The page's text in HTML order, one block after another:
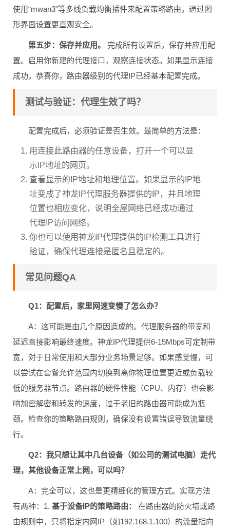
验人士指导下进行。更稳妥的方式是在OpenWrt的Web界面
使用“mwan3”等多线负载均衡插件来配置策略路由，通过图
形界面设置更直观安全。
第五步：保存并应用。 完成所有设置后，保存并应用配
置。启用你新建的代理接口，观察连接状态。如果显示连接
成功，恭喜你，路由器级别的代理IP已经基本配置完成。
配置完成后，必须验证是否生效。最简单的方法是：
用连接此路由器的任意设备，打开一个可以显
示IP地址的网页。
查看显示的IP地址和地理位置。如果显示的IP地
址变成了神龙IP代理服务器提供的IP，并且地理
位置也相应变化，说明全屋网络已经成功通过
代理IP访问网络。
你也可以使用神龙IP代理提供的IP检测工具进行
Q1：配置后，家里网速变慢了怎么办？
A：这可能是由几个原因造成的。代理服务器的带宽和
延迟直接影响最终速度。神龙IP代理提供6-15Mbps可定制带
宽，对于日常使用和大部分业务场景足够。如果感觉慢，可
以尝试在套餐允许范围内切换到离你物理位置更近或负载较
低的服务器节点。路由器的硬件性能（CPU、内存）也会影
响加密解密和转发的速度，过于老旧的路由器可能成为瓶
颈。检查你的策略路由规则，确保没有设置错误导致流量绕
Q2：我只想让其中几台设备（如公司的测试电脑）走代
理，其他设备正常上网，可以吗？
A：完全可以，这也是更精细化的管理方式。实现方法
有两种：1. 基于设备IP的策略路由：在路由器的防火墙或路